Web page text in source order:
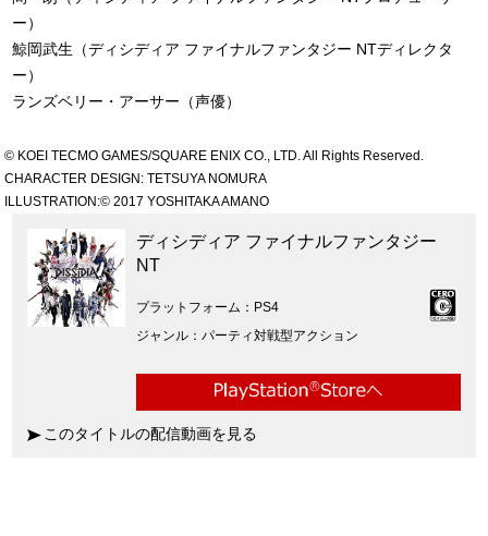
ー）
鯨岡武生（ディシディア ファイナルファンタジー NTディレクタ
ー）
ランズベリー・アーサー（声優）
© KOEI TECMO GAMES/SQUARE ENIX CO., LTD. All Rights Reserved.
CHARACTER DESIGN: TETSUYA NOMURA
ILLUSTRATION:© 2017 YOSHITAKA AMANO
ディシディア ファイナルファンタジー
NT
プラットフォーム
PS4
ジャンル
パーティ対戦型アクション
このタイトルの配信動画を見る